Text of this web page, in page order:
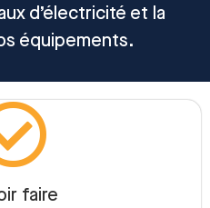
d’électricité et la
équipements.
faire